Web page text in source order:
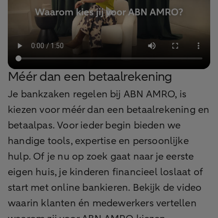
Internet Bankieren (met of zonder app)
voortaan een standaard communicatiekanaal
is.
Wijziging voorwaarden Studenten
Pakket
Op 1 januari 2026 wijzigen we de
voorwaarden van ons Studenten Pakket. De
gratis Studentenrekening is vanaf dan voor
als je studeert en tussen de 18 en 25 jaar
maximaal 7 jaar. Wat betekent dit precies?
Ben je nu 25 jaar of ouder? Vanaf
januari 2026 heb je het BasisPakket
Betalen waarvoor je maandelijks
betaalt.
Word je 25 in 2026? In de maand na
je verjaardag ga je over naar het
Méér dan een betaalrekening
Je bankzaken regelen bij ABN AMRO, is
kiezen voor méér dan een betaalrekening en
betaalpas. Voor ieder begin bieden we
handige tools, expertise en persoonlijke
hulp. Of je nu op zoek gaat naar je eerste
eigen huis, je kinderen financieel loslaat of
start met online bankieren. Bekijk de video
waarin klanten én medewerkers vertellen